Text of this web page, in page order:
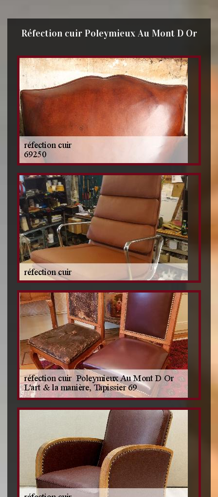
Réfection cuir Poleymieux Au Mont D Or